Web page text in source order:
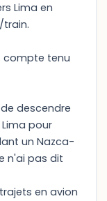
Lima en
train.
compte tenu
descendre
pour
un Nazca-
n'ai pas dit
en avion